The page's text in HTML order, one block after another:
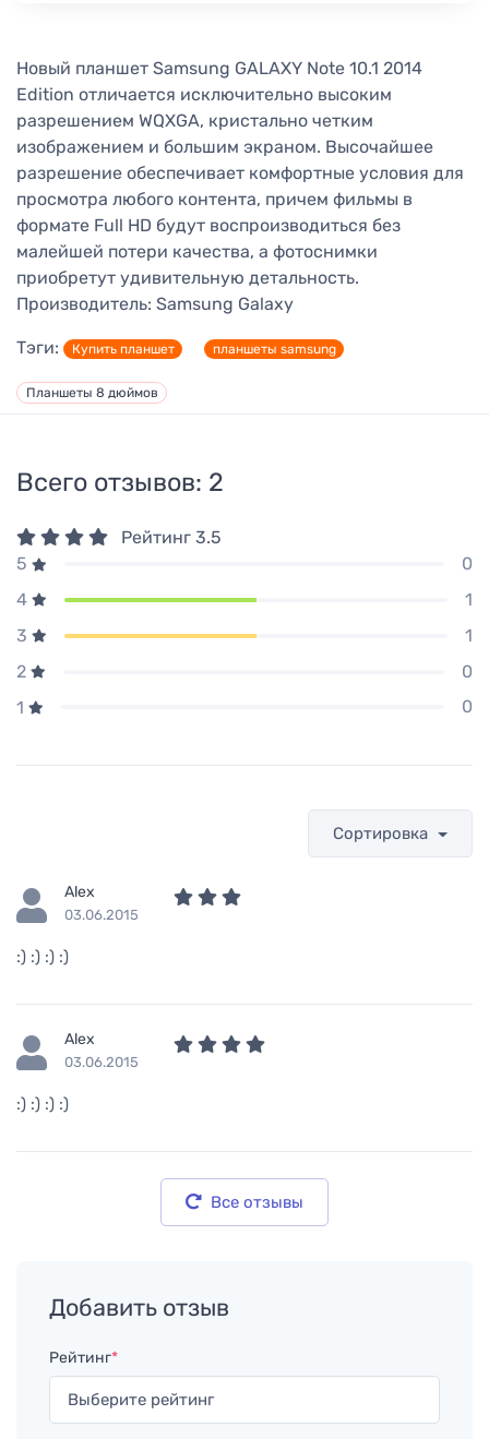
Новый планшет Samsung GALAXY Note 10.1 2014
Edition отличается исключительно высоким
разрешением WQXGA, кристально четким
изображением и большим экраном. Высочайшее
разрешение обеспечивает комфортные условия для
просмотра любого контента, причем фильмы в
формате Full HD будут воспроизводиться без
малейшей потери качества, а фотоснимки
приобретут удивительную детальность.
Производитель: Samsung Galaxy
Тэги: Купить планшет планшеты samsung
Планшеты 8 дюймов
Всего отзывов: 2
Рейтинг 3.5
5
0
4
1
3
1
2
0
1
0
Сортировка
Alex
03.06.2015
:) :) :) :)
Alex
03.06.2015
:) :) :) :)
Все отзывы
Добавить отзыв
Рейтинг*